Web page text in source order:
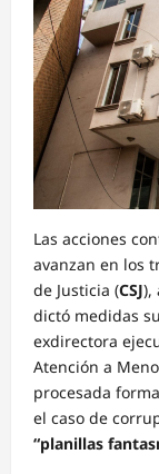
Las acciones
avanzan en los
de Justicia (CSJ),
dictó medidas
exdirectora
Atención a
procesada
el caso de
“planillas